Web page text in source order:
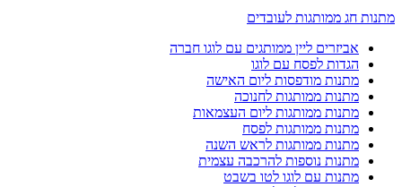
מתנות חג ממותגות לעובדים
אביזרים ליין ממותגים עם לוגו חברה
הגדות לפסח עם לוגו
מתנות מודפסות ליום האישה
מתנות ממותגות לחנוכה
מתנות ממותגות ליום העצמאות
מתנות ממותגות לפסח
מתנות ממותגות לראש השנה
מתנות נוספות להרכבה עצמית
מתנות עם לוגו לטו בשבט